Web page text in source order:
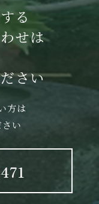
る
せは
さい
方は
い